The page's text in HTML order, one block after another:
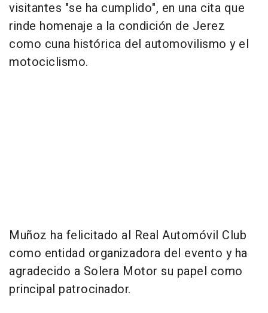
visitantes "se ha cumplido", en una cita que
rinde homenaje a la condición de Jerez
como cuna histórica del automovilismo y el
motociclismo.
Muñoz ha felicitado al Real Automóvil Club
como entidad organizadora del evento y ha
agradecido a Solera Motor su papel como
principal patrocinador.